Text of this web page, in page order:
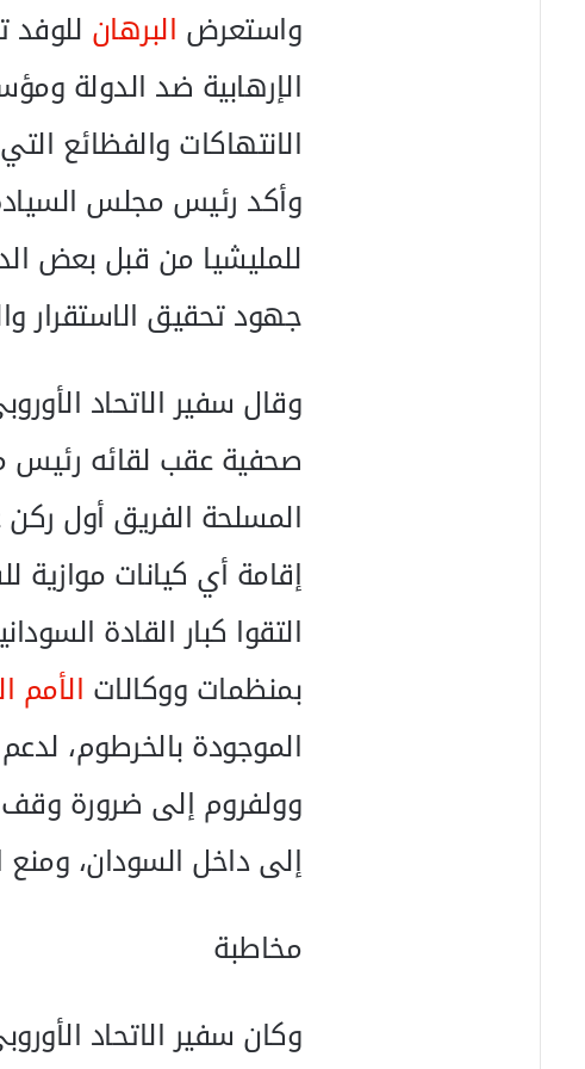
واستعرض البرهان للوفد
الإرهابية ضد الدولة
الانتهاكات والفظائع
وأكد رئيس مجلس
للمليشيا من قبل بعض
جهود تحقيق الاستقرار
وقال سفير الاتحاد
صحفية عقب لقائه رئيس
المسلحة الفريق أول ركن
إقامة أي كيانات
التقوا كبار القادة
بمنظمات ووكالات الأمم
الموجودة بالخرطوم،
وولفروم إلى ضرورة
إلى داخل السودان، ومنع
مخاطبة
وكان سفير الاتحاد